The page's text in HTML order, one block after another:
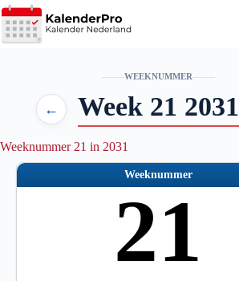
Ga
naar
de
WEEKNUMMER
← Week 21 2031
Weeknummer 21 in 2031
Weeknummer
21